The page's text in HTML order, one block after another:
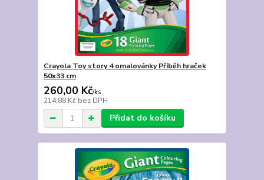
Crayola Toy story 4 omalovánky Příběh hraček
50x33 cm
260,00 Kč/ks
214,88 Kč bez DPH
Přidat do košíku